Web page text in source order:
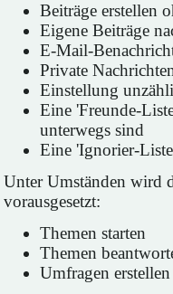
Beiträge erstellen
Eigene Beiträge
E-Mail-
Private
Einstellung
Eine 'Freunde-
unterwegs sind
Eine 'Ignorier-
Unter Umständen wird
vorausgesetzt:
Themen starten
Themen
Umfragen